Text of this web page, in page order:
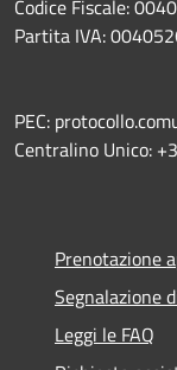
Codice Fiscale:
Partita IVA:
PEC:
Centralino Unico:
Prenotazione
Segnalazione
Leggi le FAQ